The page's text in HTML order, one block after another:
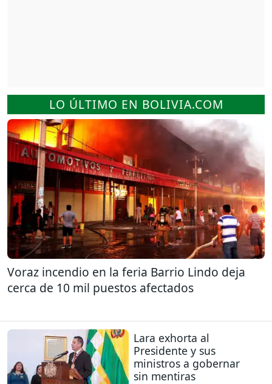
LO ÚLTIMO EN BOLIVIA.COM
Voraz incendio en la feria Barrio Lindo deja
cerca de 10 mil puestos afectados
Lara exhorta al
Presidente y sus
ministros a gobernar
sin mentiras